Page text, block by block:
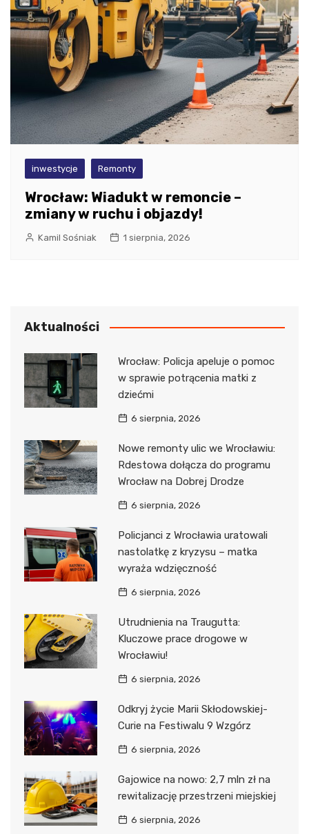
inwestycje Remonty
Wrocław: Wiadukt w remoncie –
zmiany w ruchu i objazdy!
Kamil Sośniak 1 sierpnia, 2026
Aktualności
Wrocław: Policja apeluje o pomoc
w sprawie potrącenia matki z
dziećmi
6 sierpnia, 2026
Nowe remonty ulic we Wrocławiu:
Rdestowa dołącza do programu
Wrocław na Dobrej Drodze
6 sierpnia, 2026
Policjanci z Wrocławia uratowali
nastolatkę z kryzysu – matka
wyraża wdzięczność
6 sierpnia, 2026
Utrudnienia na Traugutta:
Kluczowe prace drogowe w
Wrocławiu!
6 sierpnia, 2026
Odkryj życie Marii Skłodowskiej-
Curie na Festiwalu 9 Wzgórz
6 sierpnia, 2026
Gajowice na nowo: 2,7 mln zł na
rewitalizację przestrzeni miejskiej
6 sierpnia, 2026